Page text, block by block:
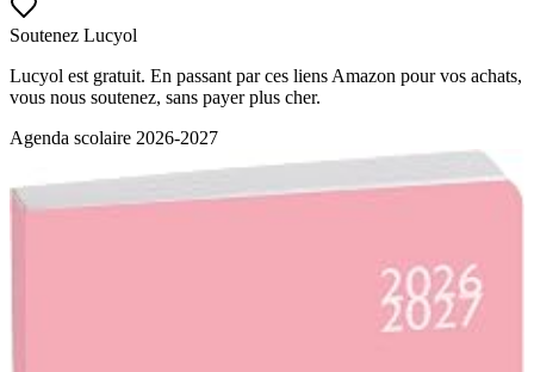
Soutenez Lucyol
Lucyol est gratuit. En passant par ces liens Amazon pour vos achats,
vous nous soutenez, sans payer plus cher.
Agenda scolaire 2026-2027